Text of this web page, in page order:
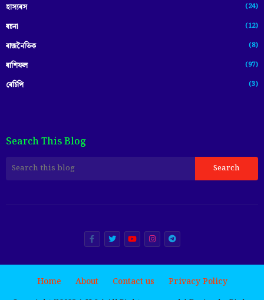
হাস্যৰস (24)
ৰচনা (12)
ৰাজনৈতিক (8)
ৰাশিফল (97)
ৰেচিপি (3)
Search This Blog
Home About Contact us Privacy Policy